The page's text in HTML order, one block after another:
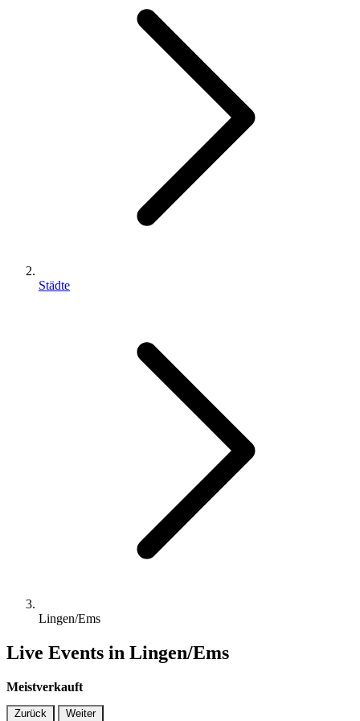
Städte
Lingen/Ems
Live Events in Lingen/Ems
Meistverkauft
Zurück Weiter